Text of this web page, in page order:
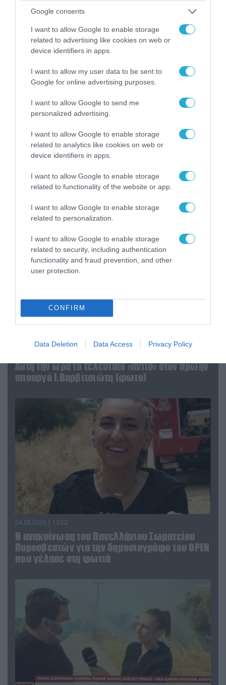
Google consents
I want to allow Google to enable storage
related to advertising like cookies on web or
device identifiers in apps.
I want to allow my user data to be sent to
Google for online advertising purposes.
I want to allow Google to send me
personalized advertising.
I want to allow Google to enable storage
related to analytics like cookies on web or
device identifiers in apps.
I want to allow Google to enable storage
related to functionality of the website or app.
I want to allow Google to enable storage
related to personalization.
I want to allow Google to enable storage
related to security, including authentication
functionality and fraud prevention, and other
user protection.
CONFIRM
Data Deletion Data Access Privacy Policy
«Επιχείρηση ελεύθερα πεζοδρόμια» στην
Αθήνα: Απομακρύνθηκαν παράνομα
αντικείμενα από κοινόχρηστους χώρους
«Οι εντελώς αθώοι»: Η ανάρτηση του Αρκά για
Αττικής (φωτο)
Αυτή την ώρα το τελευταίο «αντίο» στον πρώην
υπουργό Ι.Βαρβιτσιώτη (φωτο)
04.08.2026 | 13:02
Η ανακοίνωση του Πανελλήνιου Σωματείου
Πυροσβεστών για την δημοσιογράφο του OPEN
που γέλασε στη φωτιά